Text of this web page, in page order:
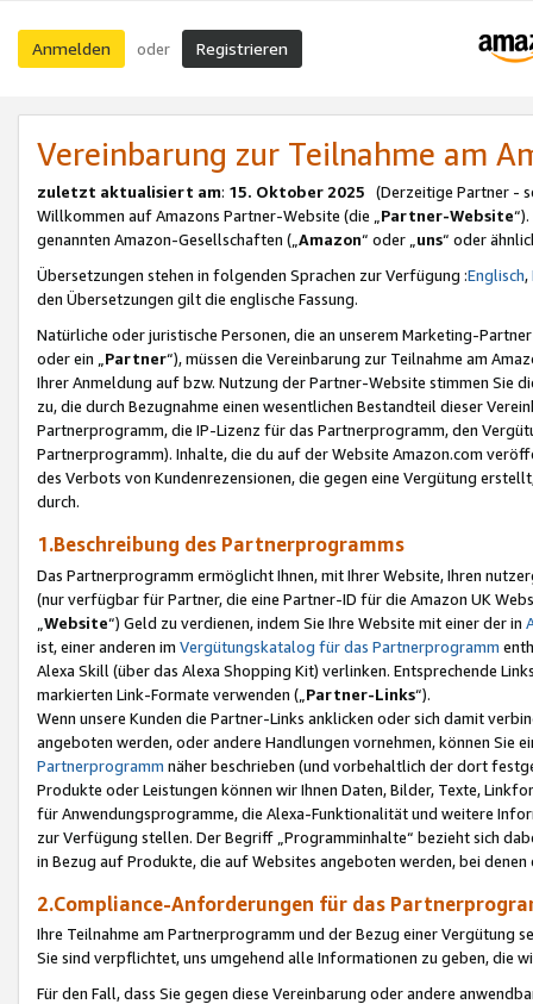
Anmelden oder Registrieren
Vereinbarung zur Teilnahme am
zuletzt aktualisiert am: 15. Oktober 2025 (Derzeitige Partner -
Willkommen auf Amazons Partner-Website (die „Partner-Website
genannten Amazon-Gesellschaften („Amazon“ oder „uns“ oder
Übersetzungen stehen in folgenden Sprachen zur Verfügung :Englisch,
den Übersetzungen gilt die englische Fassung.
Natürliche oder juristische Personen, die an unserem Marketing-
oder ein „Partner“), müssen die Vereinbarung zur Teilnahme am
Ihrer Anmeldung auf bzw. Nutzung der Partner-Website stimmen Sie
zu, die durch Bezugnahme einen wesentlichen Bestandteil dieser
Partnerprogramm, die IP-Lizenz für das Partnerprogramm, den
Partnerprogramm). Inhalte, die du auf der Website Amazon.com
des Verbots von Kundenrezensionen, die gegen eine Vergütung
durch.
1.Beschreibung des Partnerprogramms
Das Partnerprogramm ermöglicht Ihnen, mit Ihrer Website, Ihren
(nur verfügbar für Partner, die eine Partner-ID für die Amazon UK
Website“) Geld zu verdienen, indem Sie Ihre Website mit einer der in
ist, einer anderen im Vergütungskatalog für das Partnerprogramm
Alexa Skill (über das Alexa Shopping Kit) verlinken. Entsprechende
markierten Link-Formate verwenden („ Partner-Links“).
Wenn unsere Kunden die Partner-Links anklicken oder sich damit
angeboten werden, oder andere Handlungen vornehmen, können Sie
Partnerprogramm näher beschrieben (und vorbehaltlich der dort
Produkte oder Leistungen können wir Ihnen Daten, Bilder, Texte,
für Anwendungsprogramme, die Alexa-Funktionalität und weitere
zur Verfügung stellen. Der Begriff „Programminhalte“ bezieht sich
in Bezug auf Produkte, die auf Websites angeboten werden, bei
2.Compliance-Anforderungen für das
Ihre Teilnahme am Partnerprogramm und der Bezug einer Vergütung
Sie sind verpflichtet, uns umgehend alle Informationen zu geben, die
Für den Fall, dass Sie gegen diese Vereinbarung oder andere